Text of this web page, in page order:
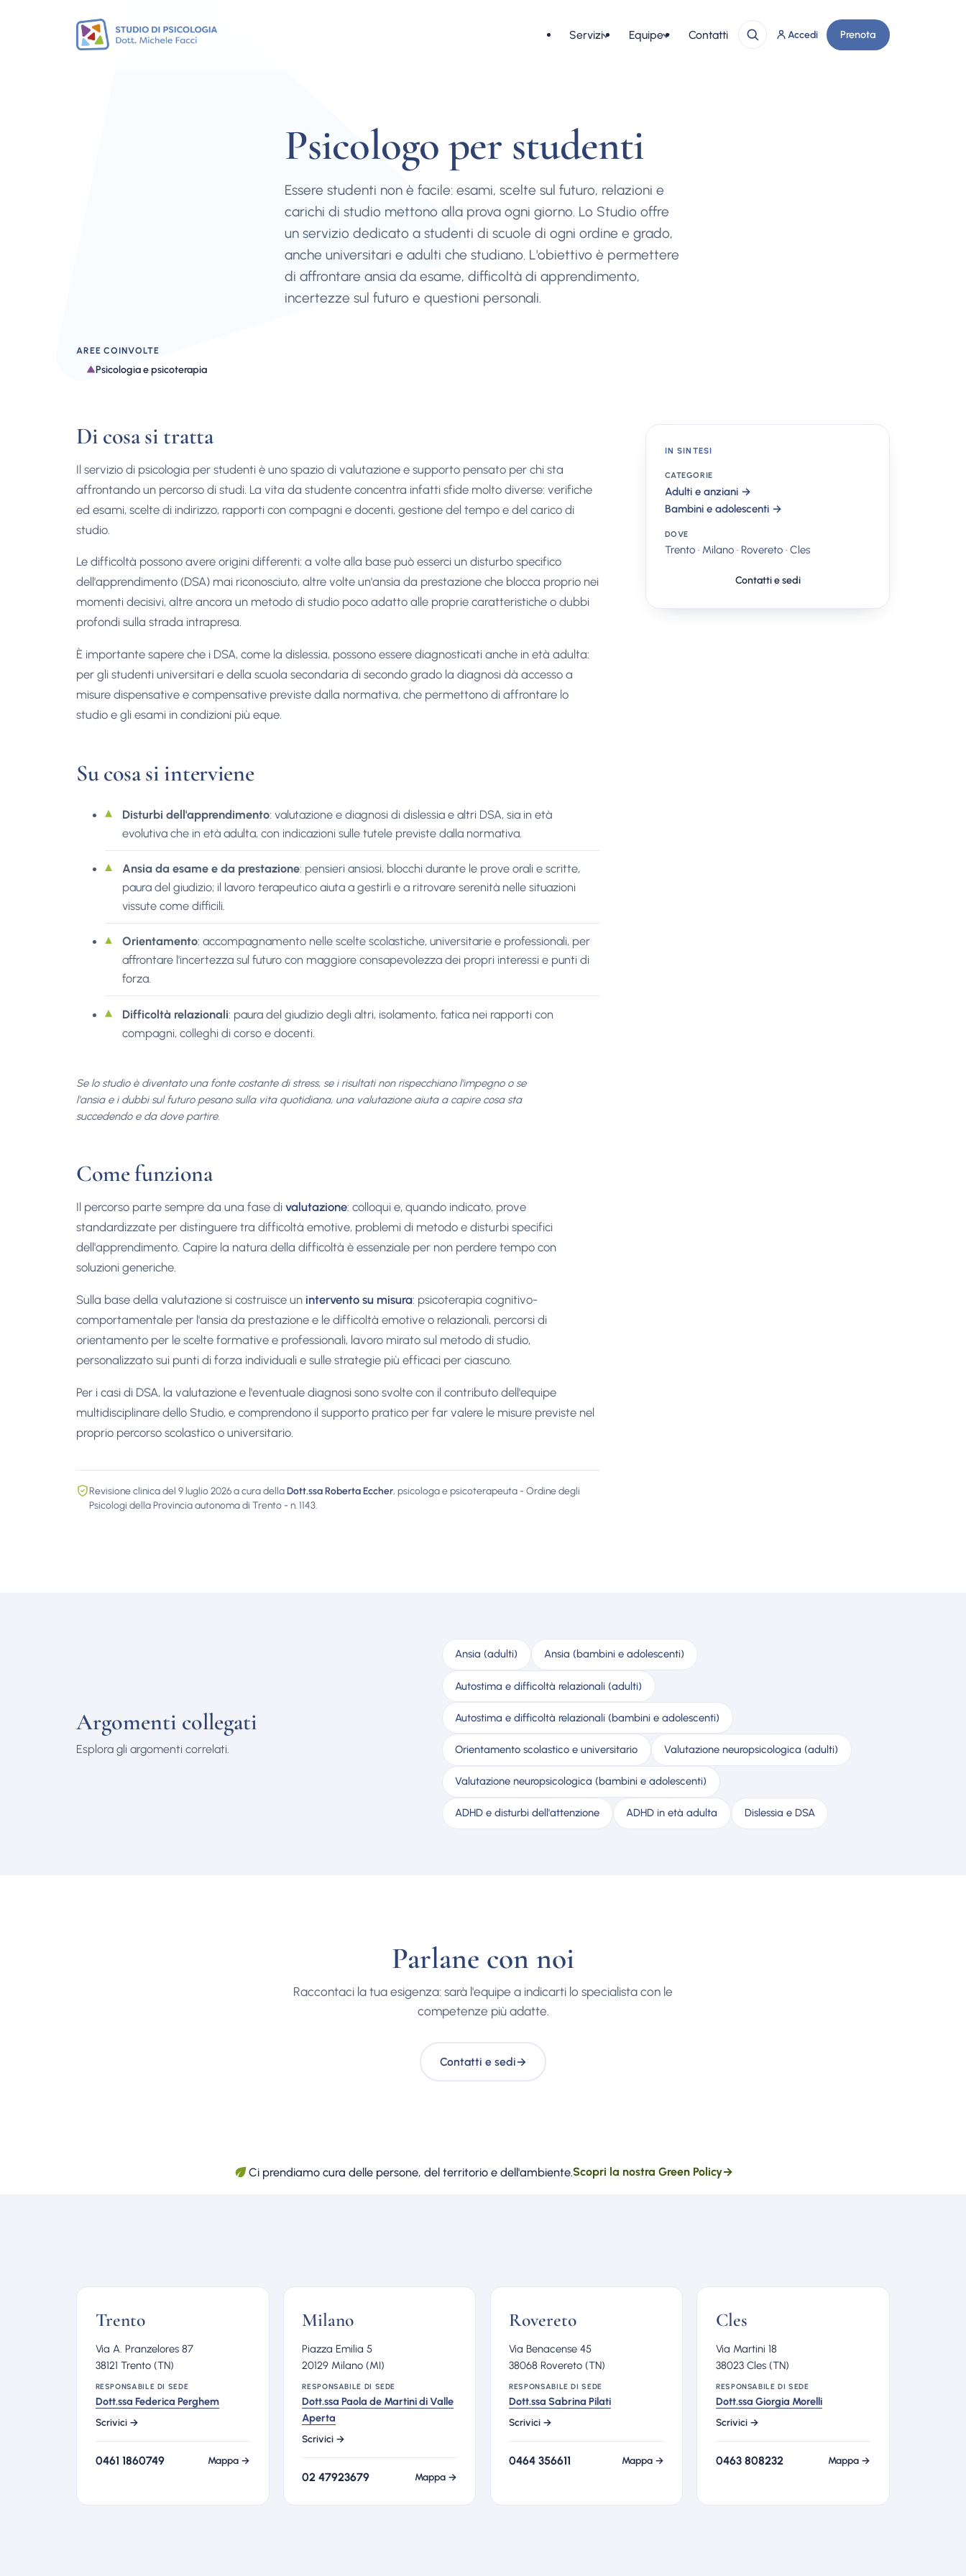
Servizi Equipe Contatti Accedi Prenota
Psicologo per studenti
Essere studenti non è facile: esami, scelte sul futuro, relazioni e
carichi di studio mettono alla prova ogni giorno. Lo Studio offre
un servizio dedicato a studenti di scuole di ogni ordine e grado,
anche universitari e adulti che studiano. L'obiettivo è permettere
di affrontare ansia da esame, difficoltà di apprendimento,
incertezze sul futuro e questioni personali.
AREE COINVOLTE
Psicologia e psicoterapia
Di cosa si tratta
Il servizio di psicologia per studenti è uno spazio di valutazione e supporto pensato per chi sta
affrontando un percorso di studi. La vita da studente concentra infatti sfide molto diverse: verifiche
ed esami, scelte di indirizzo, rapporti con compagni e docenti, gestione del tempo e del carico di
studio.
Le difficoltà possono avere origini differenti: a volte alla base può esserci un disturbo specifico
dell'apprendimento (DSA) mai riconosciuto, altre volte un'ansia da prestazione che blocca proprio nei
momenti decisivi, altre ancora un metodo di studio poco adatto alle proprie caratteristiche o dubbi
profondi sulla strada intrapresa.
È importante sapere che i DSA, come la dislessia, possono essere diagnosticati anche in età adulta:
per gli studenti universitari e della scuola secondaria di secondo grado la diagnosi dà accesso a
misure dispensative e compensative previste dalla normativa, che permettono di affrontare lo
studio e gli esami in condizioni più eque.
Su cosa si interviene
Disturbi dell'apprendimento: valutazione e diagnosi di dislessia e altri DSA, sia in età
evolutiva che in età adulta, con indicazioni sulle tutele previste dalla normativa.
Ansia da esame e da prestazione: pensieri ansiosi, blocchi durante le prove orali e scritte,
paura del giudizio; il lavoro terapeutico aiuta a gestirli e a ritrovare serenità nelle situazioni
vissute come difficili.
Orientamento: accompagnamento nelle scelte scolastiche, universitarie e professionali, per
affrontare l'incertezza sul futuro con maggiore consapevolezza dei propri interessi e punti di
forza.
Difficoltà relazionali: paura del giudizio degli altri, isolamento, fatica nei rapporti con
compagni, colleghi di corso e docenti.
Se lo studio è diventato una fonte costante di stress, se i risultati non rispecchiano l'impegno o se
l'ansia e i dubbi sul futuro pesano sulla vita quotidiana, una valutazione aiuta a capire cosa sta
succedendo e da dove partire.
Come funziona
Il percorso parte sempre da una fase di valutazione: colloqui e, quando indicato, prove
standardizzate per distinguere tra difficoltà emotive, problemi di metodo e disturbi specifici
dell'apprendimento. Capire la natura della difficoltà è essenziale per non perdere tempo con
soluzioni generiche.
Sulla base della valutazione si costruisce un intervento su misura: psicoterapia cognitivo-
comportamentale per l'ansia da prestazione e le difficoltà emotive o relazionali, percorsi di
orientamento per le scelte formative e professionali, lavoro mirato sul metodo di studio,
personalizzato sui punti di forza individuali e sulle strategie più efficaci per ciascuno.
Per i casi di DSA, la valutazione e l'eventuale diagnosi sono svolte con il contributo dell'equipe
multidisciplinare dello Studio, e comprendono il supporto pratico per far valere le misure previste nel
proprio percorso scolastico o universitario.
Revisione clinica del 9 luglio 2026 a cura dellaDott.ssa Roberta Eccher, psicologa e psicoterapeuta - Ordine degli
Psicologi della Provincia autonoma di Trento - n. 1143.
IN SINTESI
CATEGORIE
Adulti e anziani →
Bambini e adolescenti →
DOVE
Trento · Milano · Rovereto · Cles
Contatti e sedi
Argomenti collegati
Esplora gli argomenti correlati.
Ansia (adulti) Ansia (bambini e adolescenti)
Autostima e difficoltà relazionali (adulti)
Autostima e difficoltà relazionali (bambini e adolescenti)
Orientamento scolastico e universitario Valutazione neuropsicologica (adulti)
Valutazione neuropsicologica (bambini e adolescenti)
ADHD e disturbi dell'attenzione ADHD in età adulta Dislessia e DSA
Parlane con noi
Raccontaci la tua esigenza: sarà l'equipe a indicarti lo specialista con le
competenze più adatte.
Contatti e sedi→
Ci prendiamo cura delle persone, del territorio e dell'ambiente.Scopri la nostra Green Policy→
Trento
Via A. Pranzelores 87
38121 Trento (TN)
RESPONSABILE DI SEDE
Dott.ssa Federica Perghem
Scrivici →
0461 1860749 Mappa →
Milano
Piazza Emilia 5
20129 Milano (MI)
RESPONSABILE DI SEDE
Dott.ssa Paola de Martini di Valle
Aperta
Scrivici →
02 47923679 Mappa →
Rovereto
Via Benacense 45
38068 Rovereto (TN)
RESPONSABILE DI SEDE
Dott.ssa Sabrina Pilati
Scrivici →
0464 356611 Mappa →
Cles
Via Martini 18
38023 Cles (TN)
RESPONSABILE DI SEDE
Dott.ssa Giorgia Morelli
Scrivici →
0463 808232 Mappa →